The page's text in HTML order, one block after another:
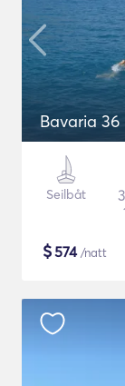
Bavaria 36
Seilbåt
$574/natt